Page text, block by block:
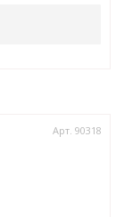
Арт. 90318